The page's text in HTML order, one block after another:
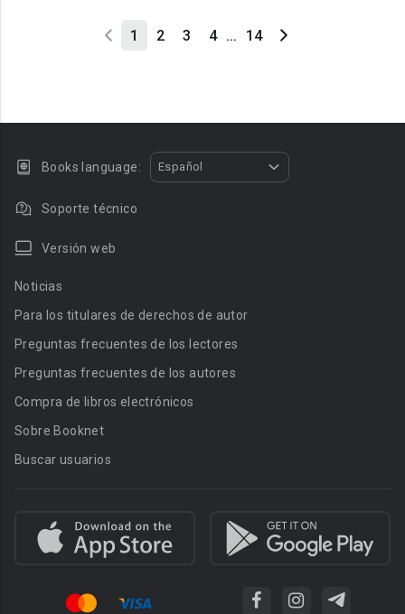
1 2 3 4 ... 14
Books language: Español
Soporte técnico
Versión web
Noticias
Para los titulares de derechos de autor
Preguntas frecuentes de los lectores
Preguntas frecuentes de los autores
Compra de libros electrónicos
Sobre Booknet
Buscar usuarios